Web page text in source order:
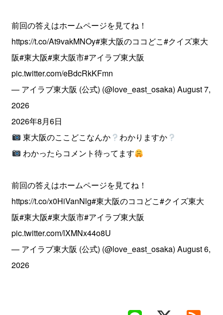
前回の答えはホームページを見てね！
https://t.co/At9vakMNOy#東大阪のココどこ#クイズ東大
阪#東大阪#東大阪市#アイラブ東大阪
pic.twitter.com/eBdcRkKFmn
— アイラブ東大阪 (公式) (@love_east_osaka)August 7,
2026
2026年8月6日
東大阪のここどこなんか
わかりますか
わかったらコメント待ってます
前回の答えはホームページを見てね！
https://t.co/x0HiVanNlg#東大阪のココどこ#クイズ東大
阪#東大阪#東大阪市#アイラブ東大阪
pic.twitter.com/lXMNx44o8U
— アイラブ東大阪 (公式) (@love_east_osaka)August 6,
2026